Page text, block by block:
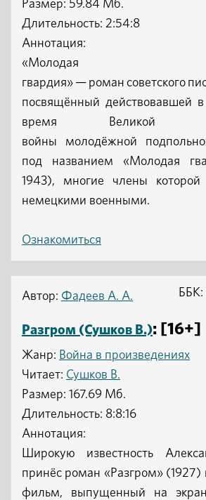
Размер: 59.84 Мб.
Длительность: 2:54:8
Аннотация:
«Молодая
гвардия» — роман советского
посвящённый действовавшей
время Великой
войны молодёжной
под названием «Молодая
1943), многие члены
немецкими военными.
Ознакомиться
Автор: Фадеев А. А.
Разгром (Сушков В.): [16+]
Жанр: Война в произведениях
Читает: Сушков В.
Размер: 167.69 Мб.
Длительность: 8:8:16
Аннотация:
Широкую известность
принёс роман «Разгром»
фильм, выпущенный на